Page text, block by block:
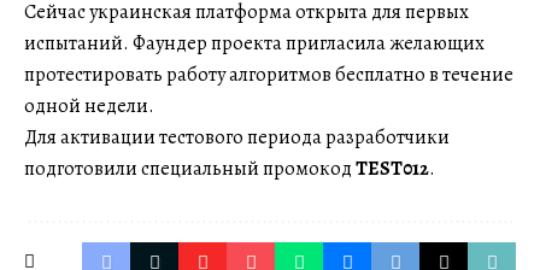
Сейчас украинская платформа открыта для первых
испытаний. Фаундер проекта пригласила желающих
протестировать работу алгоритмов бесплатно в течение
одной недели.
Для активации тестового периода разработчики
подготовили специальный промокодTEST012.